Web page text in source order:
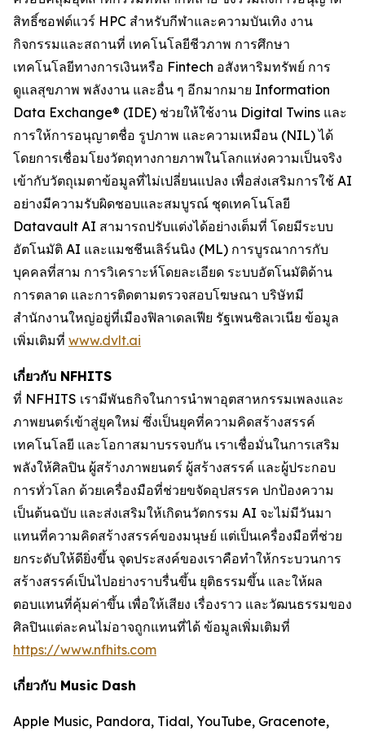
สิทธิ์ซอฟต์แวร์ HPC สำหรับกีฬาและความบันเทิง งาน
กิจกรรมและสถานที่ เทคโนโลยีชีวภาพ การศึกษา
เทคโนโลยีทางการเงินหรือ Fintech อสังหาริมทรัพย์ การ
ดูแลสุขภาพ พลังงาน และอื่น ๆ อีกมากมาย Information
Data Exchange® (IDE) ช่วยให้ใช้งาน Digital Twins และ
การให้การอนุญาตชื่อ รูปภาพ และความเหมือน (NIL) ได้
โดยการเชื่อมโยงวัตถุทางกายภาพในโลกแห่งความเป็นจริง
เข้ากับวัตถุเมตาข้อมูลที่ไม่เปลี่ยนแปลง เพื่อส่งเสริมการใช้ AI
อย่างมีความรับผิดชอบและสมบูรณ์ ชุดเทคโนโลยี
Datavault AI สามารถปรับแต่งได้อย่างเต็มที่ โดยมีระบบ
อัตโนมัติ AI และแมชชีนเลิร์นนิง (ML) การบูรณาการกับ
บุคคลที่สาม การวิเคราะห์โดยละเอียด ระบบอัตโนมัติด้าน
การตลาด และการติดตามตรวจสอบโฆษณา บริษัทมี
สำนักงานใหญ่อยู่ที่เมืองฟิลาเดลเฟีย รัฐเพนซิลเวเนีย ข้อมูล
เพิ่มเติมที่ www.dvlt.ai
เกี่ยวกับ NFHITS
ที่ NFHITS เรามีพันธกิจในการนำพาอุตสาหกรรมเพลงและ
ภาพยนตร์เข้าสู่ยุคใหม่ ซึ่งเป็นยุคที่ความคิดสร้างสรรค์
เทคโนโลยี และโอกาสมาบรรจบกัน เราเชื่อมั่นในการเสริม
พลังให้ศิลปิน ผู้สร้างภาพยนตร์ ผู้สร้างสรรค์ และผู้ประกอบ
การทั่วโลก ด้วยเครื่องมือที่ช่วยขจัดอุปสรรค ปกป้องความ
เป็นต้นฉบับ และส่งเสริมให้เกิดนวัตกรรม AI จะไม่มีวันมา
แทนที่ความคิดสร้างสรรค์ของมนุษย์ แต่เป็นเครื่องมือที่ช่วย
ยกระดับให้ดียิ่งขึ้น จุดประสงค์ของเราคือทำให้กระบวนการ
สร้างสรรค์เป็นไปอย่างราบรื่นขึ้น ยุติธรรมขึ้น และให้ผล
ตอบแทนที่คุ้มค่าขึ้น เพื่อให้เสียง เรื่องราว และวัฒนธรรมของ
ศิลปินแต่ละคนไม่อาจถูกแทนที่ได้ ข้อมูลเพิ่มเติมที่
https://www.nfhits.com
เกี่ยวกับ Music Dash
Apple Music, Pandora, Tidal, YouTube, Gracenote,